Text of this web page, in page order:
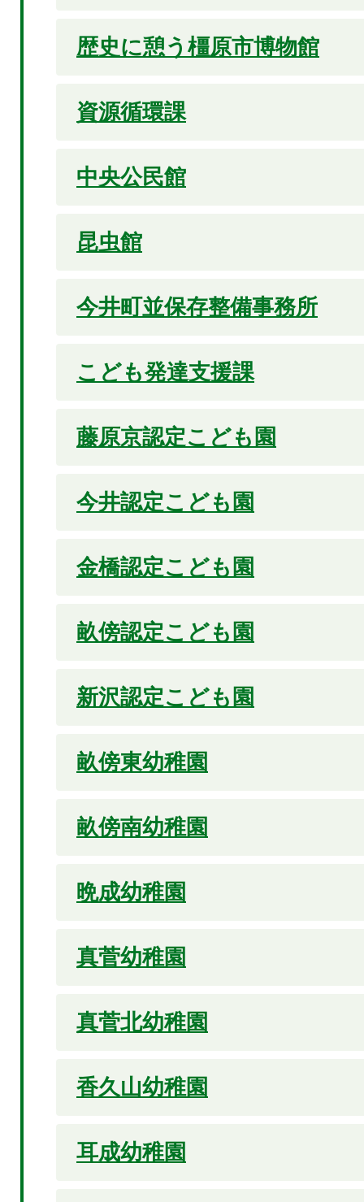
歴史に憩う橿原市博物館
資源循環課
中央公民館
昆虫館
今井町並保存整備事務所
こども発達支援課
藤原京認定こども園
今井認定こども園
金橋認定こども園
畝傍認定こども園
新沢認定こども園
畝傍東幼稚園
畝傍南幼稚園
晩成幼稚園
真菅幼稚園
真菅北幼稚園
香久山幼稚園
耳成幼稚園